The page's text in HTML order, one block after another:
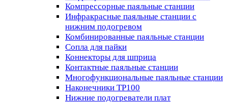
Компрессорные паяльные станции
Инфракрасные паяльные станции с
нижним подогревом
Комбинированные паяльные станции
Сопла для пайки
Коннекторы для шприца
Контактные паяльные станции
Многофункциональные паяльные станции
Наконечники TP100
Нижние подогреватели плат